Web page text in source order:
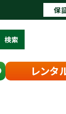
保
検索
レンタ